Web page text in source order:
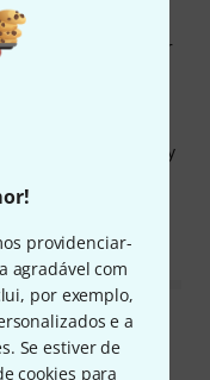
providenciar-
agradável com
por exemplo,
e a
Se estiver de
cookies para
that includes
beats them all for
done. The
piansts, and
you compose,
need to be: heard by